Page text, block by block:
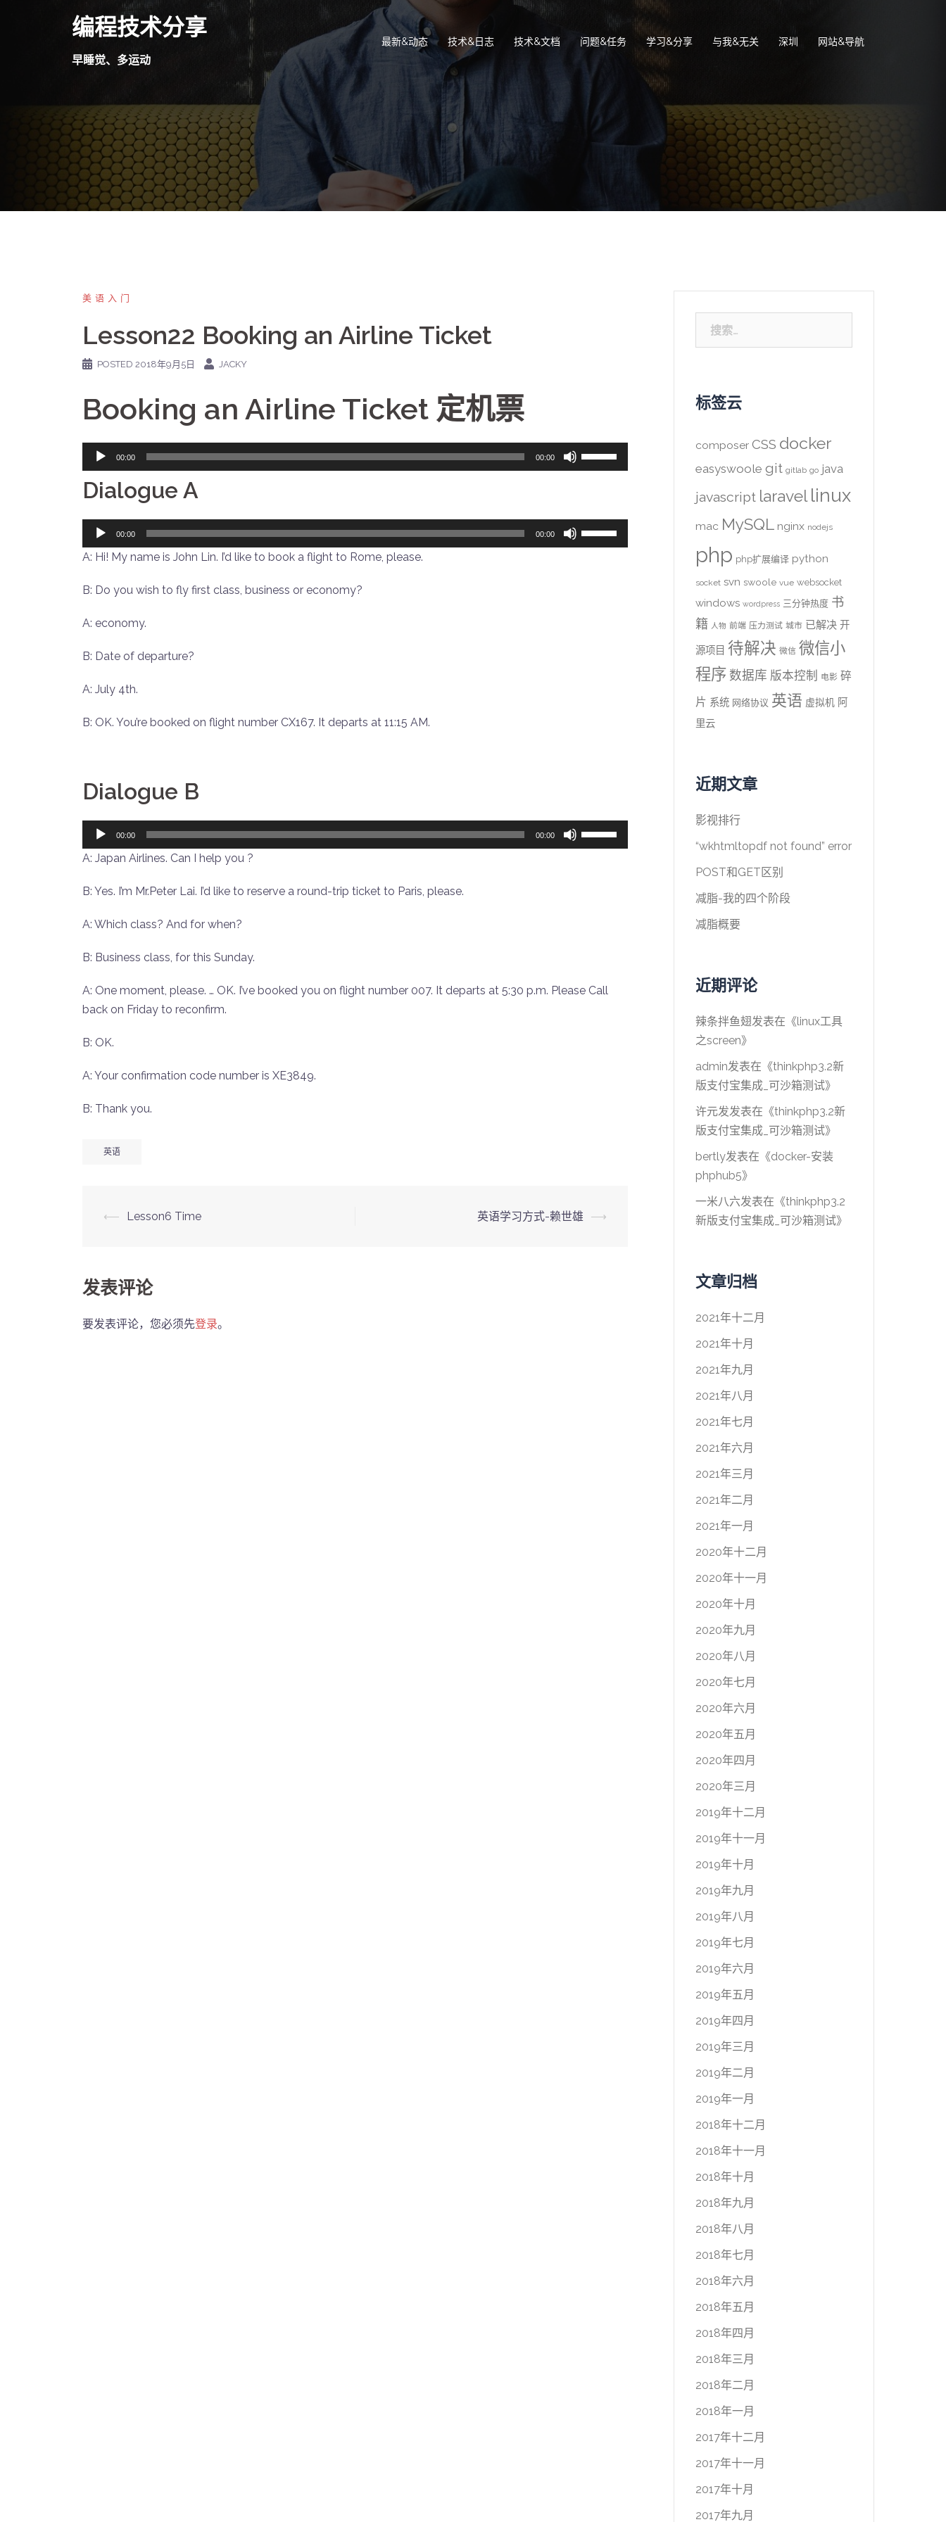
编程技术分享
早睡觉、多运动
最新&动态 技术&日志 技术&文档 问题&任务 学习&分享 与我&无关 深圳 网站&导航
美语入门
Lesson22 Booking an Airline Ticket
POSTED 2018年9月5日 JACKY
Booking an Airline Ticket 定机票
频
播
00:00 00:00
使
用
头
Dialogue A
频
放
00:00 00:00
使
用
A: Hi! My name is John Lin. I’d like to book a flight to Rome, please.
B: Do you wish to fly first class, business or economy?
A: economy.
B: Date of departure?
A: July 4th.
B: OK. You’re booked on flight number CX167. It departs at 11:15 AM.
Dialogue B
频
放
00:00 00:00
使
用
A: Japan Airlines. Can I help you ?
B: Yes. I’m Mr.Peter Lai. I’d like to reserve a round-trip ticket to Paris, please.
A: Which class? And for when?
B: Business class, for this Sunday.
A: One moment, please. … OK. I’ve booked you on flight number 007. It departs at 5:30 p.m. Please Call
back on Friday to reconfirm.
B: OK.
A: Your confirmation code number is XE3849.
B: Thank you.
英语
Post
⟵ Lesson6 Time 英语学习方式-赖世雄 ⟶
发表评论
要发表评论，您必须先登录。
索：
标签云
composer CSS docker
easyswoole git gitlab go java
javascript laravel linux
mac MySQL nginx nodejs
php php扩展编译 python
socket svn swoole vue websocket
windows wordpress 三分钟热度 书
籍 人物 前端 压力测试 城市 已解决 开
源项目 待解决 微信 微信小
程序 数据库 版本控制 电影 碎
片 系统 网络协议 英语 虚拟机 阿
里云
近期文章
影视排行
“wkhtmltopdf not found” error
POST和GET区别
减脂-我的四个阶段
减脂概要
近期评论
辣条拌鱼翅发表在《linux工具
之screen》
admin发表在《thinkphp3.2新
版支付宝集成_可沙箱测试》
许元发发表在《thinkphp3.2新
版支付宝集成_可沙箱测试》
bertly发表在《docker-安装
phphub5》
一米八六发表在《thinkphp3.2
新版支付宝集成_可沙箱测试》
文章归档
2021年十二月
2021年十月
2021年九月
2021年八月
2021年七月
2021年六月
2021年三月
2021年二月
2021年一月
2020年十二月
2020年十一月
2020年十月
2020年九月
2020年八月
2020年七月
2020年六月
2020年五月
2020年四月
2020年三月
2019年十二月
2019年十一月
2019年十月
2019年九月
2019年八月
2019年七月
2019年六月
2019年五月
2019年四月
2019年三月
2019年二月
2019年一月
2018年十二月
2018年十一月
2018年十月
2018年九月
2018年八月
2018年七月
2018年六月
2018年五月
2018年四月
2018年三月
2018年二月
2018年一月
2017年十二月
2017年十一月
2017年十月
2017年九月